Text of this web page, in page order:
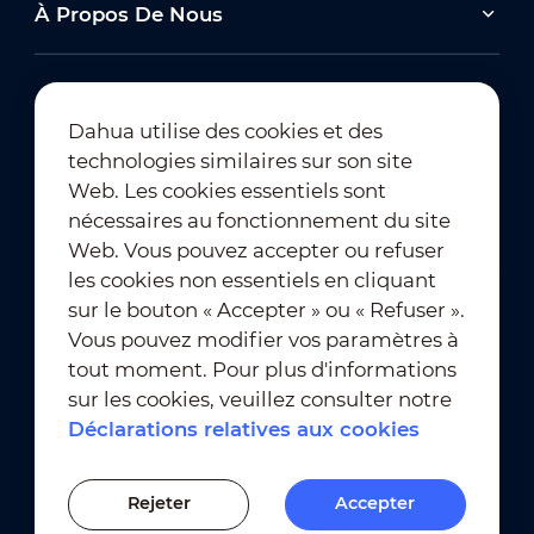
2025-05-15
Conception intuitive, expérience sans effort :
découvrez le NVR Next de Dahua
Tout afficher
2024-11-13
Dahua D-Volt at Istanbul EV Charger Show
Tout afficher
À Propos De Nous
Abonnement à la newsletter
Conditions d'utilisation
｜
Conformité en matière de confidentialité
Paramètres des cookies
Dahua utilise des cookies et des
technologies similaires sur son site
Web. Les cookies essentiels sont
nécessaires au fonctionnement du site
Web. Vous pouvez accepter ou refuser
les cookies non essentiels en cliquant
sur le bouton « Accepter » ou « Refuser ».
Vous pouvez modifier vos paramètres à
tout moment. Pour plus d'informations
sur les cookies, veuillez consulter notre
Déclarations relatives aux cookies
Rejeter Accepter